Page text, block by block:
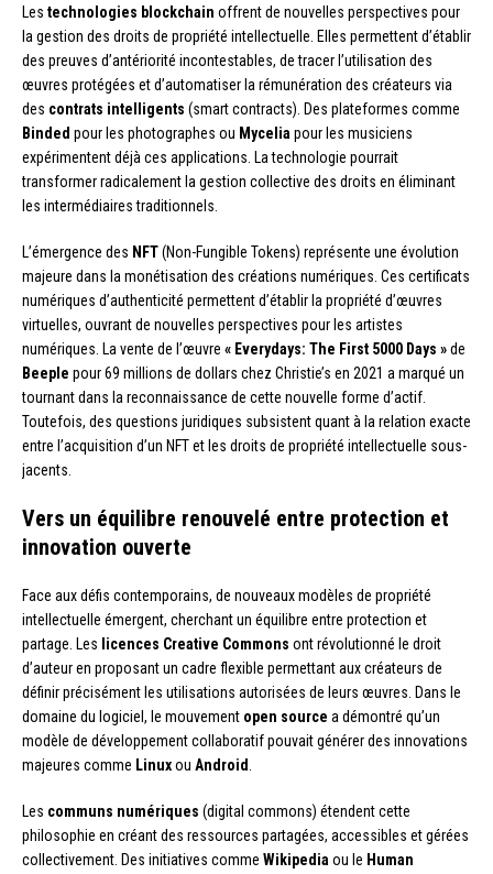
Les technologies blockchain offrent de nouvelles perspectives pour
la gestion des droits de propriété intellectuelle. Elles permettent d’établir
des preuves d’antériorité incontestables, de tracer l’utilisation des
œuvres protégées et d’automatiser la rémunération des créateurs via
des contrats intelligents (smart contracts). Des plateformes comme
Binded pour les photographes ou Mycelia pour les musiciens
expérimentent déjà ces applications. La technologie pourrait
transformer radicalement la gestion collective des droits en éliminant
les intermédiaires traditionnels.
L’émergence des NFT(Non-Fungible Tokens) représente une évolution
majeure dans la monétisation des créations numériques. Ces certificats
numériques d’authenticité permettent d’établir la propriété d’œuvres
virtuelles, ouvrant de nouvelles perspectives pour les artistes
numériques. La vente de l’œuvre « Everydays: The First 5000 Days »de
Beeple pour 69 millions de dollars chez Christie’s en 2021 a marqué un
tournant dans la reconnaissance de cette nouvelle forme d’actif.
Toutefois, des questions juridiques subsistent quant à la relation exacte
entre l’acquisition d’un NFT et les droits de propriété intellectuelle sous-
jacents.
Vers un équilibre renouvelé entre protection et
innovation ouverte
Face aux défis contemporains, de nouveaux modèles de propriété
intellectuelle émergent, cherchant un équilibre entre protection et
partage. Les licences Creative Commons ont révolutionné le droit
d’auteur en proposant un cadre flexible permettant aux créateurs de
définir précisément les utilisations autorisées de leurs œuvres. Dans le
domaine du logiciel, le mouvement open source a démontré qu’un
modèle de développement collaboratif pouvait générer des innovations
majeures comme Linuxou Android
Les communs numériques (digital commons) étendent cette
philosophie en créant des ressources partagées, accessibles et gérées
collectivement. Des initiatives comme Wikipedia ou le Human